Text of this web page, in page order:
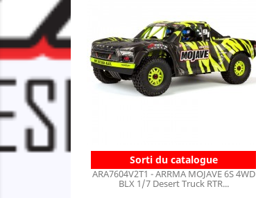
Sorti du catalogue
ARA7604V2T1 - ARRMA MOJAVE 6S 4WD
BLX 1/7 Desert Truck RTR...